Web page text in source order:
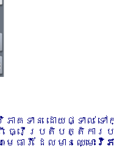
ភាគទាន ដោយផ្ទាល់
ពី ធ្វើប្រតិបត្តិកា
ធាវី ដែលមានឈ្មោះ វិភ